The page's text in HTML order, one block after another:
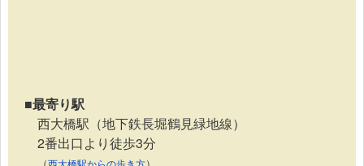
■最寄り駅
西大橋駅（地下鉄長堀鶴見緑地線）
2番出口より徒歩3分